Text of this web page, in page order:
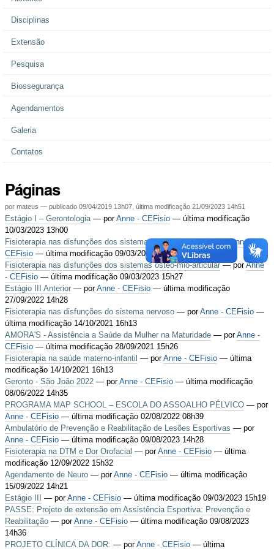
Disciplinas
Extensão
Pesquisa
Biossegurança
Agendamentos
Galeria
Contatos
Páginas
pormateus —publicado 09/04/2019 13h07,última modificação 21/09/2023 14h51
Estágio I – Gerontologia —porAnne - CEFisio — última modificação
10/03/2023 13h00
Fisioterapia nas disfunções dos sistemas genito-urinário
—
Anne -
CEFisio — última modificação 09/03/2023 14h08
Fisioterapia nas disfunções dos sistemas ósteo-mio-articular —porAnne
- CEFisio — última modificação 09/03/2023 15h27
Estágio III Anterior —porAnne - CEFisio — última modificação
27/09/2022 14h28
Fisioterapia nas disfunções do sistema nervoso —porAnne - CEFisio —
última modificação 14/10/2021 16h13
AMORA'S - Assistência a Saúde da Mulher na Maturidade —porAnne -
CEFisio — última modificação 28/09/2021 15h26
Fisioterapia na saúde materno-infantil —porAnne - CEFisio — última
modificação 14/10/2021 16h13
Geronto - São João 2022 —porAnne - CEFisio — última modificação
08/06/2022 14h35
PROGRAMA MAP SCHOOL – ESCOLA DO ASSOALHO PÉLVICO —por
Anne - CEFisio — última modificação 02/08/2022 08h39
Ambulatório de Prevenção e Reabilitação de Lesões Esportivas —por
Anne - CEFisio — última modificação 09/08/2023 14h28
Fisioterapia na DTM e Dor Orofacial —porAnne - CEFisio — última
modificação 12/09/2022 15h32
Agendamento de Neuro —porAnne - CEFisio — última modificação
15/09/2022 14h21
Estágio III
—porAnne - CEFisio — última modificação 09/03/2023 15h19
PASSE: Projeto de extensão em Assistência Esportiva: Prevenção e
Reabilitação —porAnne - CEFisio — última modificação 09/08/2023
14h36
PROJETO CLÍNICA DA DOR: —porAnne - CEFisio — última